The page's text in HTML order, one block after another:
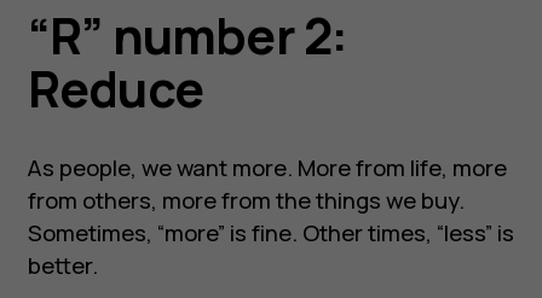
“R” number 2:
Reduce
As people, we want more. More from life, more
from others, more from the things we buy.
Sometimes, “more” is fine. Other times, “less” is
better.